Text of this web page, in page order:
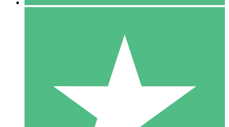
10 Downloaden
20 00